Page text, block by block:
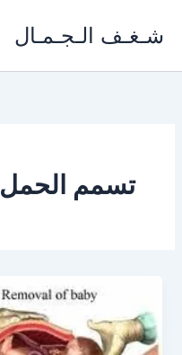
شـغـف الـجـمـال
تسمم الحمل